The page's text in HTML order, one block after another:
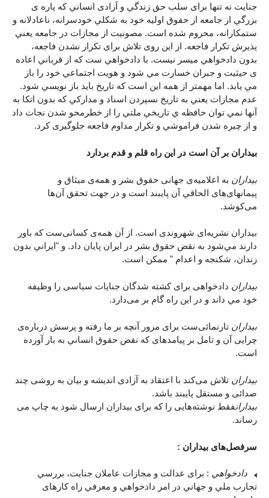
جنايت نه تنها برای سلب حق زندگي و آزادی انساني که پاره ی
بزرگي از جامعه از حقوق اوليه خود به شکلي خودسرانه، ناعادلانه و
ستمکارانه، محروم شده است. مصونيت از مجازات در جامعه يعني
پذيرش تکرار فاجعه. از اين روی تلاش برای تکرار نشدن فاجعه،
بدون دادخواهي ميسر نيست. با دادخواهي ست که از قرباني اعاده
ی حيثيت و جبران خسارت مي شود و هويت اجتماعي خود را باز
مي يابد. اما مهمتر از همه اين است که تاريخ بايد باز نويسي شود.
عدم مجازات يعني به تاريخ نسپردن اسناد و مدارکي که بدون اتکا به
آنها نمي توان حافظه ي تاريخي ملتي را از خطرمحو شدن نجات داد
و از چيره شدن فراموشي و تکرار مداوم فاجعه جلوگيری کرد.
بيداران بر آن است در اين راه قلم و قدم بردارد
بيداران به اعلاميه‌ی جهانی حقوق بشر و همه‌ی ميثاق و
پيمانهای‌های الحاقي آن پايبند است و در جهت تحقق آن‌ها
می‌کوشد.
بيداران نشريه‌ای شهروندی است. از آن همه‌ی کسانی‌ست که باور
دارند مي‌شود به نقض حقوق بشر در ايران پايان داد. و "ايراني بدون
زندان، شکنجه و اعدام " ممکن است.
بيداران دادخواهی برای کشته شدگان جنايات سياسی را وظيفه
خود مي داند و در اين راه گام بر می‌دارد.
بيداران تارنمائی‌ست برای مرور آنچه بر ما رفته و پرسش در‌باره‌ی
چرايی آن و تامل بر پيامدهای که نقض حقوق انساني به بار آورده
است.
بيداران تلاش می‌کند با اعتقاد به آزادی انديشه و بيان به روشی چند
صدائی و مستقل پايبند باشد.
بيدارانفقط نوشته‌هایی را که برای بيداران ارسال شود به چاپ می
رساند.
سرفصل‌های بيداران :
دادخواهي : برای عدالت و مجازات عاملان جنايت، بررسي
تجارب ملي و جهاني در امر دادخواهي و معرفي راه کارهای